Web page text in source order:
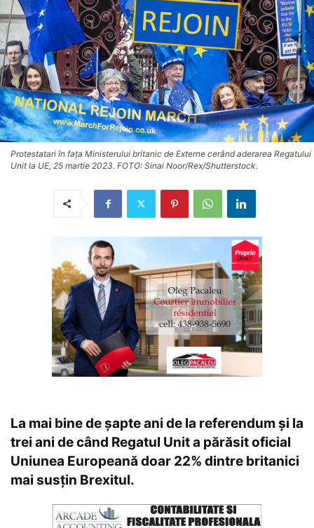
Protestatari în fața Ministerului britanic de Externe cerând aderarea Regatului
Unit la UE, 25 martie 2023. FOTO: Sinai Noor/Rex/Shutterstock.
La mai bine de șapte ani de la referendum și la
trei ani de când Regatul Unit a părăsit oficial
Uniunea Europeană doar 22% dintre britanici
mai susțin Brexitul.